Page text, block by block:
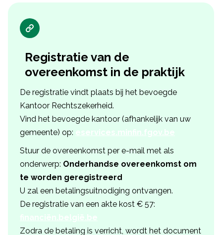
Registratie van de
overeenkomst in de praktijk
De registratie vindt plaats bij het bevoegde
Kantoor Rechtszekerheid.
Vind het bevoegde kantoor (afhankelijk van uw
gemeente) op: eservices.minfin.fgov.be
Stuur de overeenkomst per e-mail met als
onderwerp: Onderhandse overeenkomst om
te worden geregistreerd
U zal een betalingsuitnodiging ontvangen.
De registratie van een akte kost € 57:
financiën.belgië.be
Zodra de betaling is verricht, wordt het document